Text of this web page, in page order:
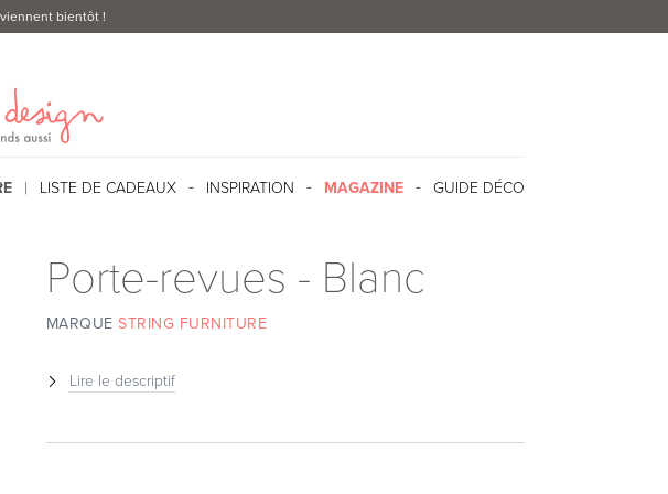
bientôt !
LISTE DE CADEAUX INSPIRATION MAGAZINE GUIDE DÉCO
Porte-revues - Blanc
MARQUESTRING FURNITURE
Lire le descriptif